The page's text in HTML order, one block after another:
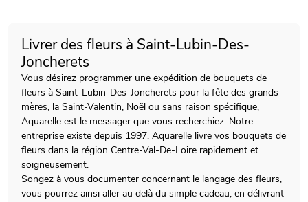
Livrer des fleurs à Saint-Lubin-Des-
Joncherets
Vous désirez programmer une expédition de bouquets de
fleurs à Saint-Lubin-Des-Joncherets pour la fête des grands-
mères, la Saint-Valentin, Noël ou sans raison spécifique,
Aquarelle est le messager que vous recherchiez. Notre
entreprise existe depuis 1997, Aquarelle livre vos bouquets de
fleurs dans la région Centre-Val-De-Loire rapidement et
soigneusement.
Songez à vous documenter concernant le langage des fleurs,
vous pourrez ainsi aller au delà du simple cadeau, en délivrant